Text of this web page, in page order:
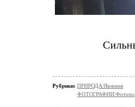
Рубрики: ПРИРОДА/Явления
ФОТОГРАФИИ/